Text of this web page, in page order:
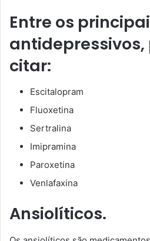
Entre os
antidepressivos,
citar:
Escitalopram
Fluoxetina
Sertralina
Imipramina
Paroxetina
Venlafaxina
Ansiolíticos.